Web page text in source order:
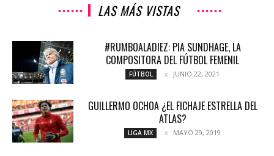
LAS MÁS VISTAS
#RUMBOALADIEZ: PIA SUNDHAGE, LA
COMPOSITORA DEL FÚTBOL FEMENIL
FÚTBOL JUNIO 22, 2021
GUILLERMO OCHOA ¿EL FICHAJE ESTRELLA DEL
ATLAS?
LIGA MX MAYO 29, 2019